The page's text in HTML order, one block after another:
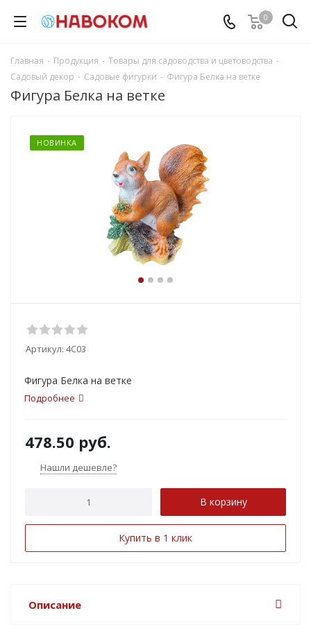
0
Главная - Продукция - Товары для садоводства и цветоводства -
Садовый декор - Садовые фигурки - Фигура Белка на ветке
Фигура Белка на ветке
НОВИНКА
Артикул: 4С03
Фигура Белка на ветке
Подробнее
478.50 руб.
Нашли дешевле?
В корзину
Купить в 1 клик
Описание